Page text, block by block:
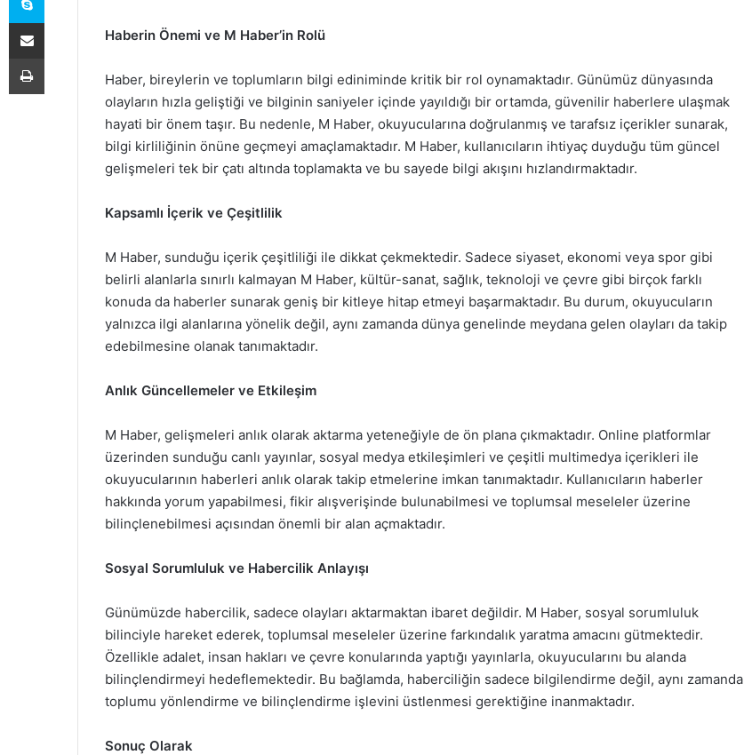
Haberin Önemi ve M Haber’in Rolü
Haber, bireylerin ve toplumların bilgi ediniminde kritik bir rol oynamaktadır. Günümüz dünyasında
olayların hızla geliştiği ve bilginin saniyeler içinde yayıldığı bir ortamda, güvenilir haberlere ulaşmak
hayati bir önem taşır. Bu nedenle, M Haber, okuyucularına doğrulanmış ve tarafsız içerikler sunarak,
bilgi kirliliğinin önüne geçmeyi amaçlamaktadır. M Haber, kullanıcıların ihtiyaç duyduğu tüm güncel
gelişmeleri tek bir çatı altında toplamakta ve bu sayede bilgi akışını hızlandırmaktadır.
Kapsamlı İçerik ve Çeşitlilik
M Haber, sunduğu içerik çeşitliliği ile dikkat çekmektedir. Sadece siyaset, ekonomi veya spor gibi
belirli alanlarla sınırlı kalmayan M Haber, kültür-sanat, sağlık, teknoloji ve çevre gibi birçok farklı
konuda da haberler sunarak geniş bir kitleye hitap etmeyi başarmaktadır. Bu durum, okuyucuların
yalnızca ilgi alanlarına yönelik değil, aynı zamanda dünya genelinde meydana gelen olayları da takip
edebilmesine olanak tanımaktadır.
Anlık Güncellemeler ve Etkileşim
M Haber, gelişmeleri anlık olarak aktarma yeteneğiyle de ön plana çıkmaktadır. Online platformlar
üzerinden sunduğu canlı yayınlar, sosyal medya etkileşimleri ve çeşitli multimedya içerikleri ile
okuyucularının haberleri anlık olarak takip etmelerine imkan tanımaktadır. Kullanıcıların haberler
hakkında yorum yapabilmesi, fikir alışverişinde bulunabilmesi ve toplumsal meseleler üzerine
bilinçlenebilmesi açısından önemli bir alan açmaktadır.
Sosyal Sorumluluk ve Habercilik Anlayışı
Günümüzde habercilik, sadece olayları aktarmaktan ibaret değildir. M Haber, sosyal sorumluluk
bilinciyle hareket ederek, toplumsal meseleler üzerine farkındalık yaratma amacını gütmektedir.
Özellikle adalet, insan hakları ve çevre konularında yaptığı yayınlarla, okuyucularını bu alanda
bilinçlendirmeyi hedeflemektedir. Bu bağlamda, haberciliğin sadece bilgilendirme değil, aynı zamanda
toplumu yönlendirme ve bilinçlendirme işlevini üstlenmesi gerektiğine inanmaktadır.
Sonuç Olarak
E-Posta ile paylaş